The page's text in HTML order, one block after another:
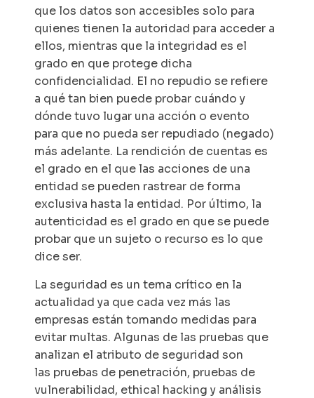
que los datos son accesibles solo para
quienes tienen la autoridad para acceder a
ellos, mientras que la integridad es el
grado en que protege dicha
confidencialidad. El no repudio se refiere
a qué tan bien puede probar cuándo y
dónde tuvo lugar una acción o evento
para que no pueda ser repudiado (negado)
más adelante. La rendición de cuentas es
el grado en el que las acciones de una
entidad se pueden rastrear de forma
exclusiva hasta la entidad. Por último, la
autenticidad es el grado en que se puede
probar que un sujeto o recurso es lo que
dice ser.
La seguridad es un tema crítico en la
actualidad ya que cada vez más las
empresas están tomando medidas para
evitar multas. Algunas de las pruebas que
analizan el atributo de seguridad son
las pruebas de penetración, pruebas de
vulnerabilidad, ethical hacking y análisis